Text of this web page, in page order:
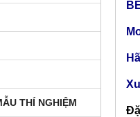
THÍ NGHIỆM